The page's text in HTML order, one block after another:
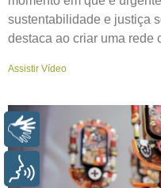
sustentabilidade e justiça
destaca ao criar uma rede
Assistir Vídeo
LIBRAS
VOZ